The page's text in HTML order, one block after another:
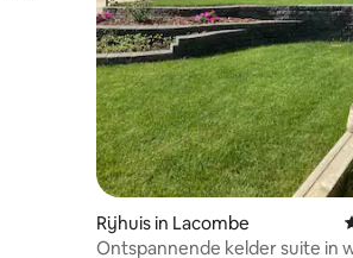
Rijhuis in Lacombe
Ontspannende kelder suite in